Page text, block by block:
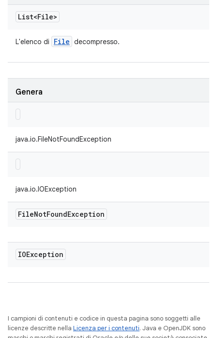
List<File>
L'elenco di File decompresso.
Genera
java.io.FileNotFoundException
java.io.IOException
FileNotFoundException
IOException
I campioni di contenuti e codice in questa pagina sono soggetti alle
licenze descritte nella Licenza per i contenuti. Java e OpenJDK sono